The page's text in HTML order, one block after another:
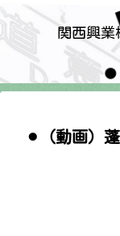
関西興
⚫︎（動画）蓬